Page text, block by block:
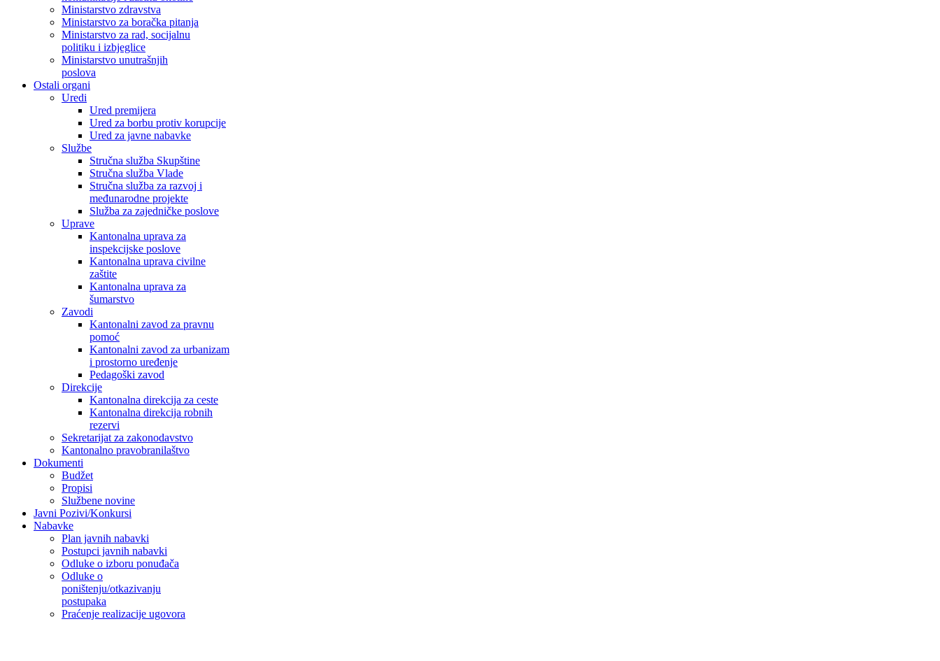
Ministarstvo zdravstva
Ministarstvo za boračka pitanja
Ministarstvo za rad, socijalnu
politiku i izbjeglice
Ministarstvo unutrašnjih
poslova
Ostali organi
Uredi
Ured premijera
Ured za borbu protiv korupcije
Ured za javne nabavke
Službe
Stručna služba Skupštine
Stručna služba Vlade
Stručna služba za razvoj i
međunarodne projekte
Služba za zajedničke poslove
Uprave
Kantonalna uprava za
inspekcijske poslove
Kantonalna uprava civilne
zaštite
Kantonalna uprava za
šumarstvo
Zavodi
Kantonalni zavod za pravnu
pomoć
Kantonalni zavod za urbanizam
i prostorno uređenje
Pedagoški zavod
Direkcije
Kantonalna direkcija za ceste
Kantonalna direkcija robnih
rezervi
Sekretarijat za zakonodavstvo
Kantonalno pravobranilaštvo
Dokumenti
Budžet
Propisi
Službene novine
Javni Pozivi/Konkursi
Nabavke
Plan javnih nabavki
Postupci javnih nabavki
Odluke o izboru ponuđača
Odluke o
poništenju/otkazivanju
postupaka
Praćenje realizacije ugovora